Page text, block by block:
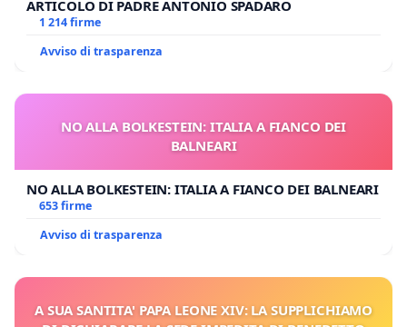
ARTICOLO DI PADRE ANTONIO SPADARO
1 214 firme
Avviso di trasparenza
NO ALLA BOLKESTEIN: ITALIA A FIANCO DEI
BALNEARI
NO ALLA BOLKESTEIN: ITALIA A FIANCO DEI BALNEARI
653 firme
Avviso di trasparenza
A SUA SANTITA' PAPA LEONE XIV: LA SUPPLICHIAMO